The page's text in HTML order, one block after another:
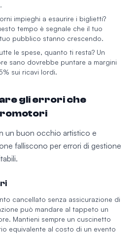
impieghi a esaurire i biglietti?
tempo è segnale che il tuo
pubblico stanno crescendo.
le spese, quanto ti resta? Un
sano dovrebbe puntare a margini
sui ricavi lordi.
gli errori che
un buon occhio artistico e
falliscono per errori di gestione
cancellato senza assicurazione di
può mandare al tappeto un
Mantieni sempre un cuscinetto
equivalente al costo di un evento